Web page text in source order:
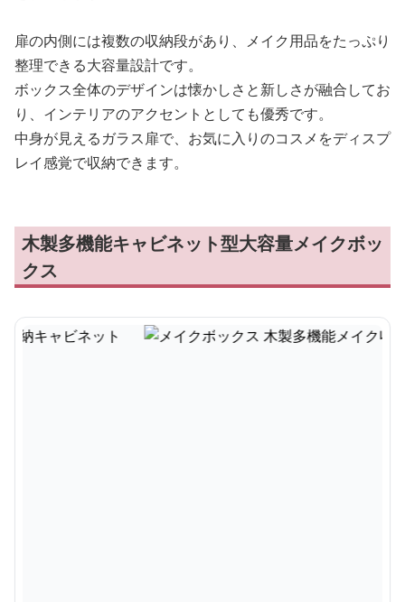
扉の内側には複数の収納段があり、メイク用品をたっぷり
整理できる大容量設計です。
ボックス全体のデザインは懐かしさと新しさが融合してお
り、インテリアのアクセントとしても優秀です。
中身が見えるガラス扉で、お気に入りのコスメをディスプ
レイ感覚で収納できます。
木製多機能キャビネット型大容量メイクボッ
クス